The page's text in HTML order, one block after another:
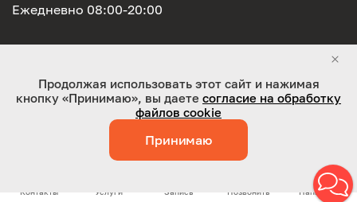
Контакты Услуги Запись Позвонить Написать
Ежедневно 08:00-20:00
ООО "Оригинал-сервис". Все права защищены 2026
Работает на технологиях:Jaky
Продолжая использовать этот сайт и нажимая
кнопку «Принимаю», вы даете согласие на обработку
файлов cookie
Принимаю